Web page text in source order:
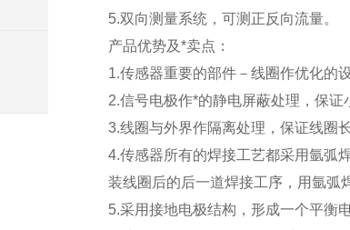
5.双向测量系统，可测正反向流量。
产品优势及*卖点：
1.传感器重要的部件－线圈作优化的
2.信号电极作*的静电屏蔽处理，保
3.线圈与外界作隔离处理，保证线圈
4.传感器所有的焊接工艺都采用氩弧
装线圈后的后一道焊接工序，用氩弧
5.采用接地电极结构，形成一个平衡